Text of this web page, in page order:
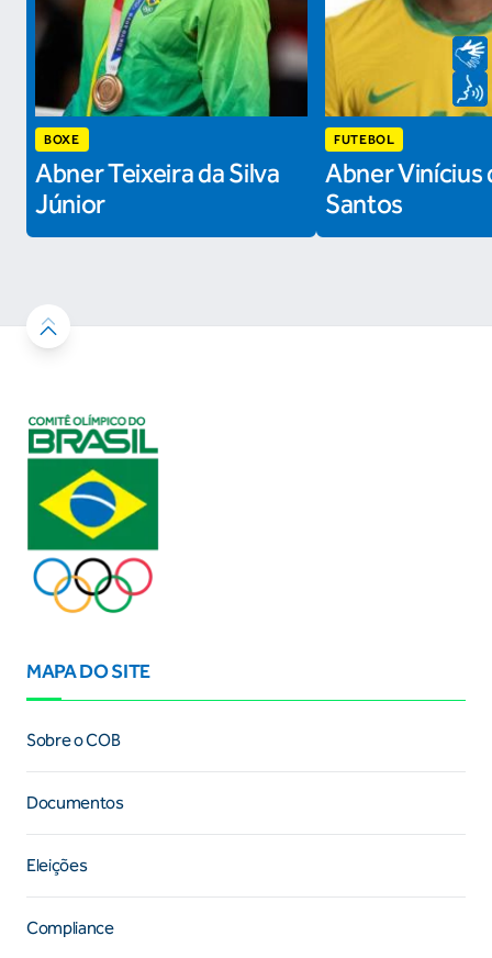
BOXE
Abner Teixeira da Silva
Júnior
FUTEBOL
Abner Vinícius
Santos
MAPA DO SITE
Sobre o COB
Documentos
Eleições
Compliance